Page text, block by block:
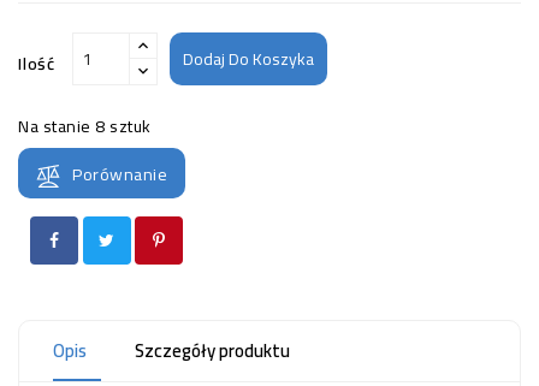
Ilość Dodaj Do Koszyka
Na stanie8 sztuk
Porównanie
Opis Szczegóły produktu